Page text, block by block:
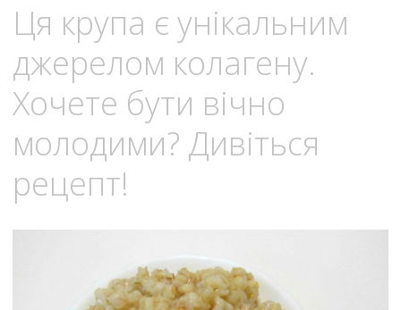
Ця крупа є унікальним
джерелом колагену.
Хочете бути вічно
молодими? Дивіться
рецепт!